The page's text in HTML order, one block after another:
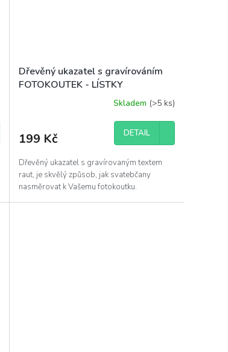
Dřevěný ukazatel s gravírováním
FOTOKOUTEK - LÍSTKY
Skladem (>5 ks)
199 Kč DETAIL
Dřevěný ukazatel s gravírovaným textem
raut, je skvělý způsob, jak svatebčany
nasměrovat k Vašemu fotokoutku.